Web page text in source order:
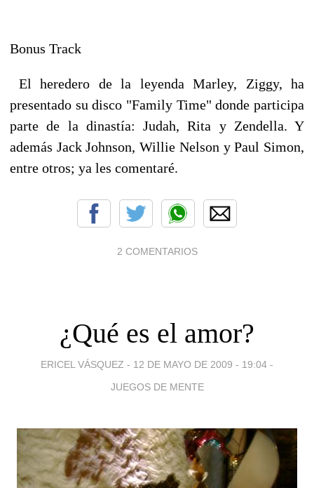
Bonus Track
El heredero de la leyenda Marley, Ziggy, ha
presentado su disco "Family Time" donde participa
parte de la dinastía: Judah, Rita y Zendella. Y
además Jack Johnson, Willie Nelson y Paul Simon,
entre otros; ya les comentaré.
2 COMENTARIOS
¿Qué es el amor?
ERICEL VÁSQUEZ - 12 DE MAYO DE 2009 - 19:04 -
JUEGOS DE MENTE